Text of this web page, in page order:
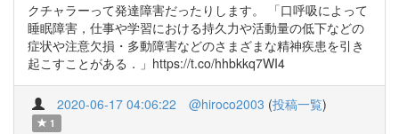
クチャラーって発達障害だったりします。 「口呼吸によって
睡眠障害，仕事や学習における持久力や活動量の低下などの
症状や注意欠損・多動障害などのさまざまな精神疾患を引き
起こすことがある．」https://t.co/hhbkkq7WI4
2020-06-17 04:06:22 @hiroco2003 (投稿一覧)
1